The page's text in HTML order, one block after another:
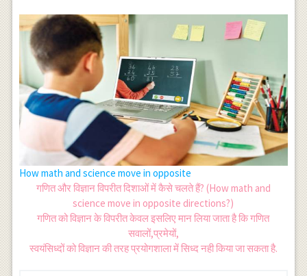
How math and science move in opposite
गणित और विज्ञान विपरीत दिशाओं में कैसे चलते हैं? (How math and
science move in opposite directions?)
गणित को विज्ञान के विपरीत केवल इसलिए मान लिया जाता है कि गणित
सवालों,प्रमेयों,
स्वयंसिध्दों को विज्ञान की तरह प्रयोगशाला में सिध्द नही किया जा सकता है.